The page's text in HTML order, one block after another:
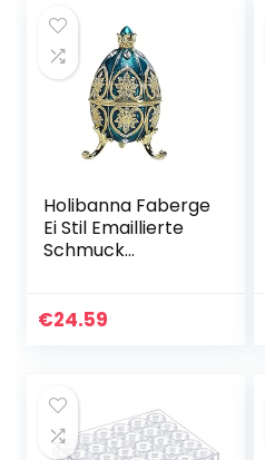
Holibanna Faberge
Ei Stil Emaillierte
Schmuck
Verzierten
€24.59